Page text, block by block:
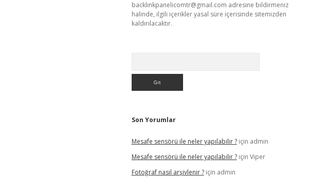
backlinkpanelicomtr@gmail.com adresine bildirmeniz
halinde, ilgili içerikler yasal süre içerisinde sitemizden
kaldırılacaktır.
Son Yorumlar
Mesafe sensörü ile neler yapılabilir ?için admin
Mesafe sensörü ile neler yapılabilir ?için Viper
Fotoğraf nasıl arşivlenir ?için admin